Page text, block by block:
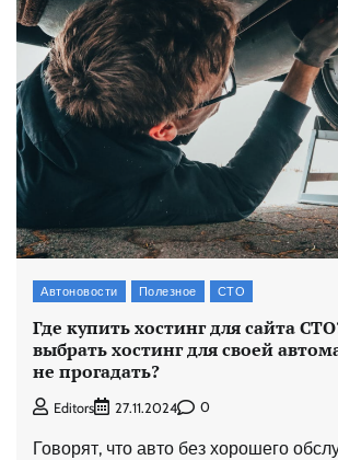
Автоновости Полезное СТО
Где купить хостинг для сайта
выбрать хостинг для своей
не прогадать?
Editors 27.11.2024 0
Говорят, что авто без хорошего